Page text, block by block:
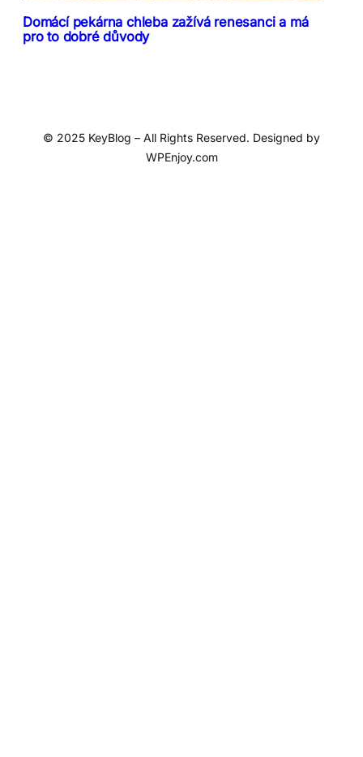
Domácí pekárna chleba zažívá renesanci a má
pro to dobré důvody
© 2025 KeyBlog – All Rights Reserved. Designed by
WPEnjoy.com